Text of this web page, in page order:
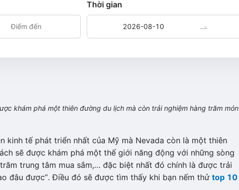
Thời gian
khám phá một thiên đường du lịch mà còn trải nghiệm hàng trăm món
kinh tế phát triển nhất của Mỹ mà Nevada còn là một thiên
sẽ được khám phá một thế giới năng động với những sòng
trung tâm mua sắm,… đặc biệt nhất đó chính là được trải
đâu được”. Điều đó sẽ được tìm thấy khi bạn nếm thử top 10